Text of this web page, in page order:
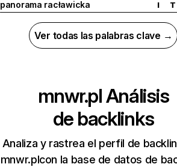
panorama racławicka I T
Ver todas las palabras clave →
mnwr.plAnálisis
de backlinks
Analiza y rastrea el perfil de
mnwr.plcon la base de datos de